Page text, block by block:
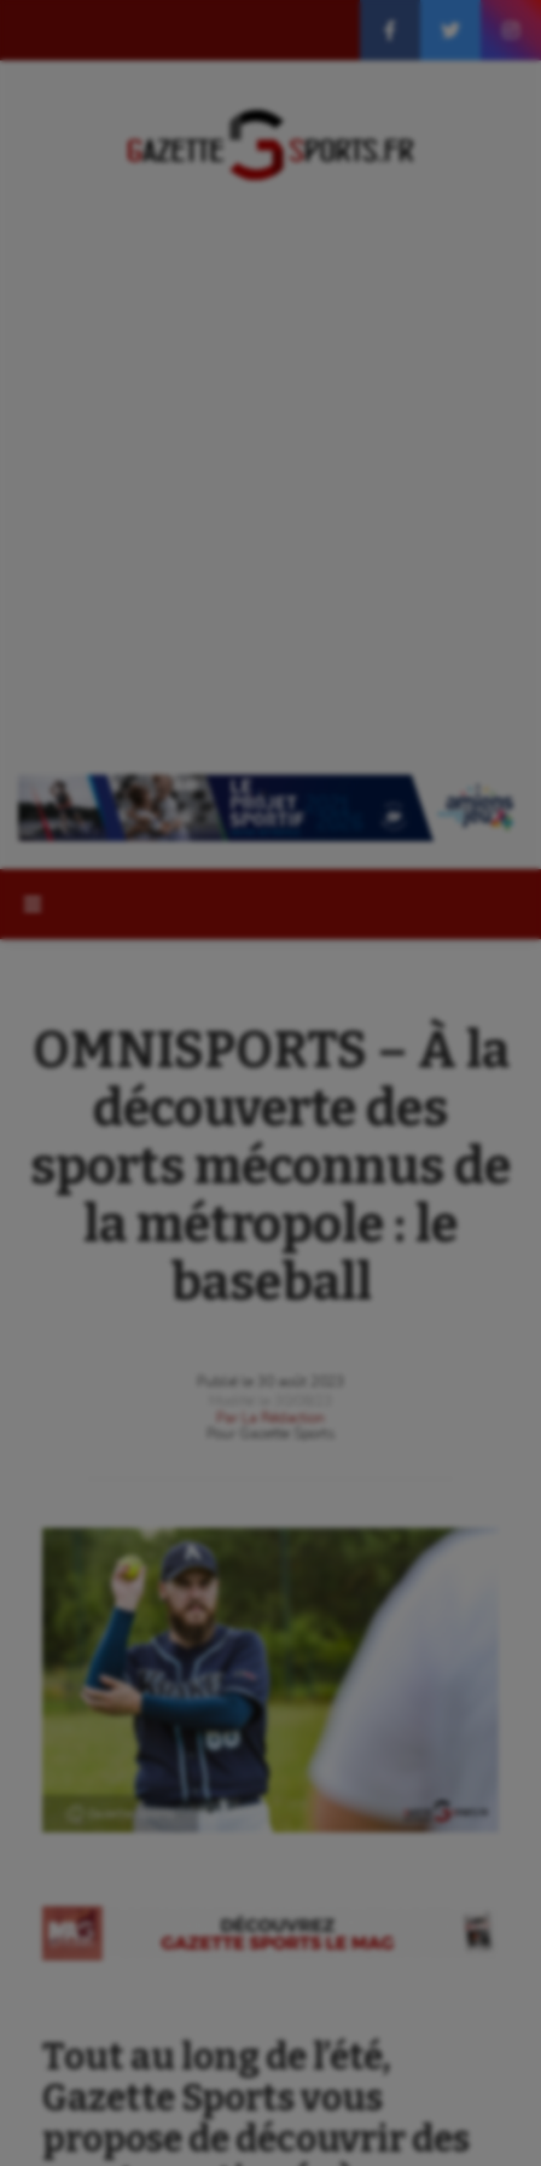
OMNISPORTS – À la
découverte des
sports méconnus de
la métropole : le
baseball
Publié le
30 août 2023
Par
La Rédaction
Gazette Sports
Ⓒ Gazette Sports
Tout au long de l’été,
Gazette Sports vous
propose de découvrir des